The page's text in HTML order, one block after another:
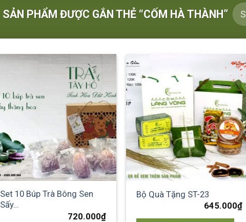
SẢN PHẨM ĐƯỢC GẮN THẺ “CỐM HÀ THÀNH”
Add to
wishlist
Set 10 Búp Trà Bông Sen
Sấy…
720.000₫
Add to
wishlist
Bộ Quà Tặng ST-23
645.000₫